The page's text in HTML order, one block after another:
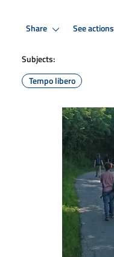
Share See actions
Subjects:
Tempo libero